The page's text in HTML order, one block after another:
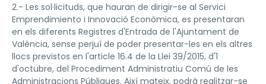
2.- Les sol·licituds, que hauran de dirigir-se al Servici
Emprendimiento i Innovació Econòmica, es presentaran
en els diferents Registres d'Entrada de l'Ajuntament de
València, sense perjuí de poder presentar-les en els altres
llocs previstos en l'article 16.4 de la Llei 39/2015, d'1
d'octubre, del Procediment Administratiu Comú de les
Administracions Públiques. Així mateix, podrà realitzar-se